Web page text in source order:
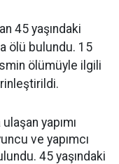
45 yaşındaki
ölü bulundu. 15
ölümüyle ilgili
yapımı
ve yapımcı
45 yaşındaki